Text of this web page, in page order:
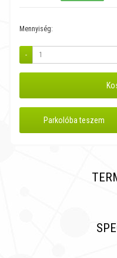
Mennyiség:
-
Parkolóba teszem